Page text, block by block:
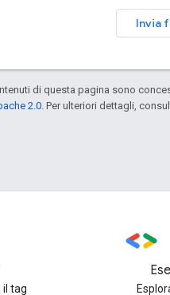
Invia
di questa pagina sono
2.0 . Per ulteriori dettagli,
il tag